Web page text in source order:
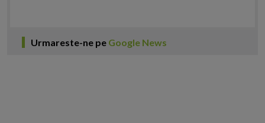
Urmareste-ne pe Google News